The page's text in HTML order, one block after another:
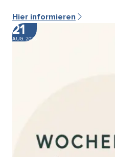
Hier informieren
21
AUG. 2026